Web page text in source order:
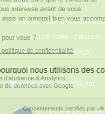
FDC 59
680 B RUE DE LA GRISE CHEMISE
DREVE NOTRE DAME D’AMOUR
59230 ST AMAND LES EAUX
03.20.41.45.63
webfdc59@chasse59.net
© FDC 59 – Tous droits